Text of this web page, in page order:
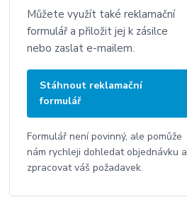
Můžete využít také reklamační
formulář a přiložit jej k zásilce
nebo zaslat e-mailem.
Stáhnout reklamační
formulář
Formulář není povinný, ale pomůže
nám rychleji dohledat objednávku a
zpracovat váš požadavek.